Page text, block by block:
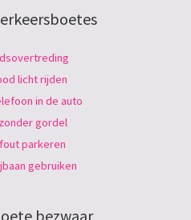
licht rijden
in de auto
gordel
parkeren
gebruiken
bezwaar